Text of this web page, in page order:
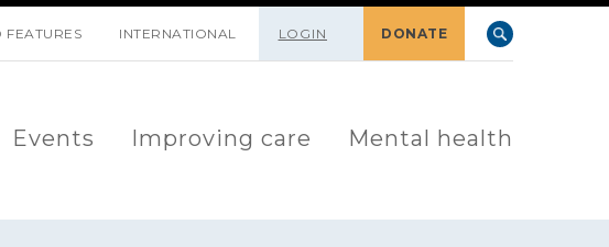
FEATURES INTERNATIONAL LOGIN DONATE
Events Improving care Mental health